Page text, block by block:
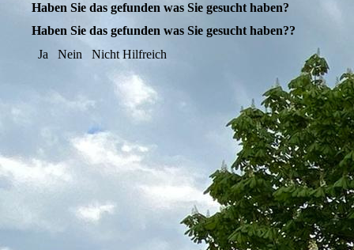
Haben Sie das gefunden was Sie gesucht haben?
Haben Sie das gefunden was Sie gesucht haben??
Ja
Nein Nicht Hilfreich